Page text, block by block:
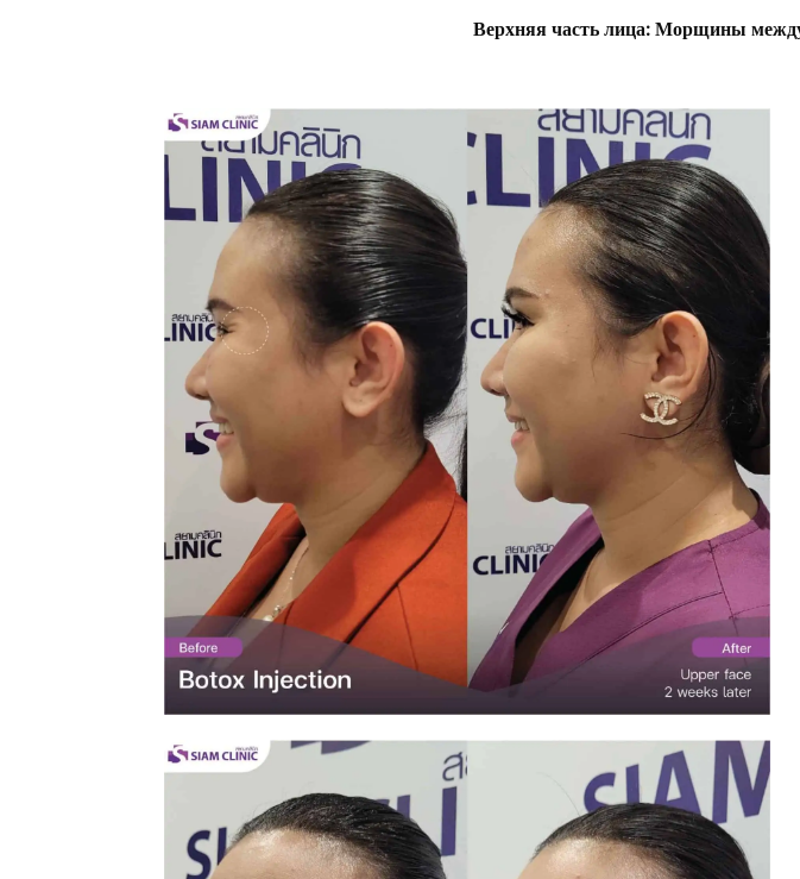
Верхняя часть лица: Морщины